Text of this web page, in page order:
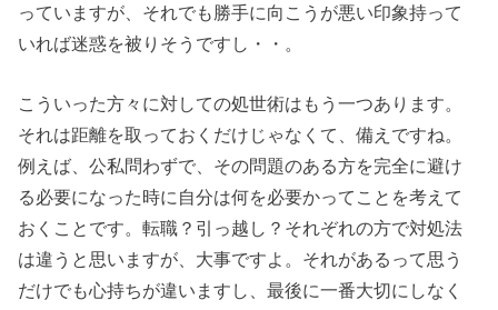
っていますが、それでも勝手に向こうが悪い印象持って
いれば迷惑を被りそうですし・・。
こういった方々に対しての処世術はもう一つあります。
それは距離を取っておくだけじゃなくて、備えですね。
例えば、公私問わずで、その問題のある方を完全に避け
る必要になった時に自分は何を必要かってことを考えて
おくことです。転職？引っ越し？それぞれの方で対処法
は違うと思いますが、大事ですよ。それがあるって思う
だけでも心持ちが違いますし、最後に一番大切にしなく